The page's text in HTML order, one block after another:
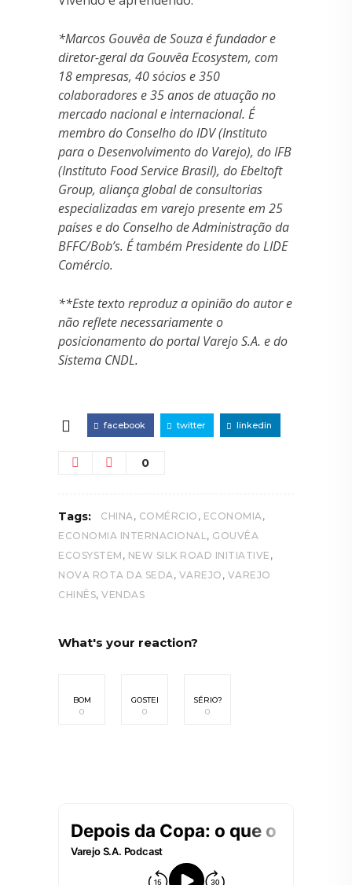
*Marcos Gouvêa de Souza é fundador e
diretor-geral da Gouvêa Ecosystem, com
18 empresas, 40 sócios e 350
colaboradores e 35 anos de atuação no
mercado nacional e internacional. É
membro do Conselho do IDV (Instituto
para o Desenvolvimento do Varejo), do IFB
(Instituto Food Service Brasil), do Ebeltoft
Group, aliança global de consultorias
especializadas em varejo presente em 25
países e do Conselho de Administração da
BFFC/Bob’s. É também Presidente do LIDE
Comércio.
**Este texto reproduz a opinião do autor e
não reflete necessariamente o
posicionamento do portal Varejo S.A. e do
Sistema CNDL.
facebook twitter linkedin
0
Tags: CHINA, COMÉRCIO , ECONOMIA,
ECONOMIA INTERNACIONAL, GOUVÊA
ECOSYSTEM , NEW SILK ROAD INITIATIVE ,
NOVA ROTA DA SEDA, VAREJO , VAREJO
CHINÊS, VENDAS
What's your reaction?
BOM
0
GOSTEI
0
SÉRIO?
0